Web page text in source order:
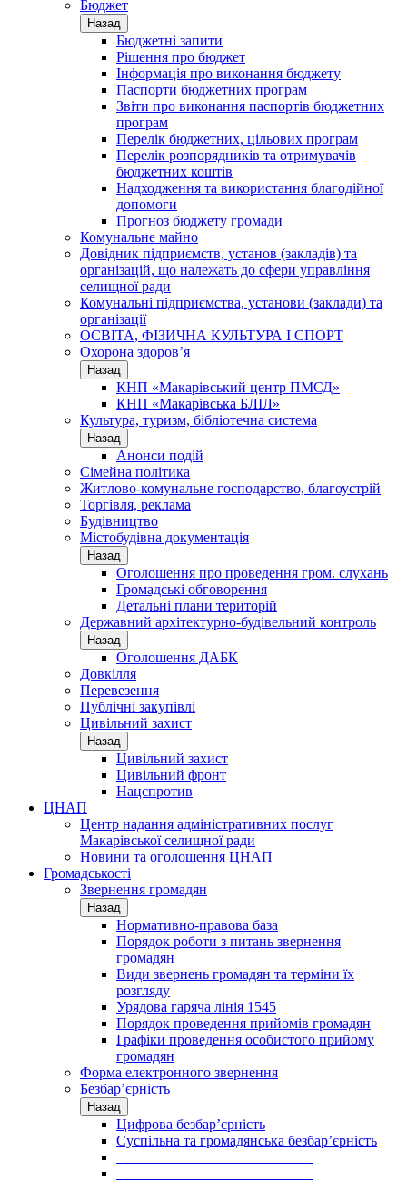
Бюджет
Назад
Бюджетні запити
Рішення про бюджет
Інформація про виконання бюджету
Паспорти бюджетних програм
Звіти про виконання паспортів бюджетних
програм
Перелік бюджетних, цільових програм
Перелік розпорядників та отримувачів
бюджетних коштів
Надходження та використання благодійної
допомоги
Прогноз бюджету громади
Комунальне майно
Довідник підприємств, установ (закладів) та
організацій, що належать до сфери управління
селищної ради
Комунальні підприємства, установи (заклади) та
організації
ОСВІТА, ФІЗИЧНА КУЛЬТУРА І СПОРТ
Охорона здоров’я
Назад
КНП «Макарівський центр ПМСД»
КНП «Макарівська БЛІЛ»
Культура, туризм, бібліотечна система
Назад
Анонси подій
Сімейна політика
Житлово-комунальне господарство, благоустрій
Торгівля, реклама
Будівництво
Містобудівна документація
Назад
Оголошення про проведення гром. слухань
Громадські обговорення
Детальні плани територій
Державний архітектурно-будівельний контроль
Назад
Оголошення ДАБК
Довкілля
Перевезення
Публічні закупівлі
Цивільний захист
Назад
Цивільний захист
Цивільний фронт
Нацспротив
ЦНАП
Центр надання адміністративних послуг
Макарівської селищної ради
Новини та оголошення ЦНАП
Громадськості
Звернення громадян
Назад
Нормативно-правова база
Порядок роботи з питань звернення
громадян
Види звернень громадян та терміни їх
розгляду
Урядова гаряча лінія 1545
Порядок проведення прийомів громадян
Графіки проведення особистого прийому
громадян
Форма електронного звернення
Безбар’єрність
Назад
Цифрова безбар’єрність
Суспільна та громадянська безбар’єрність